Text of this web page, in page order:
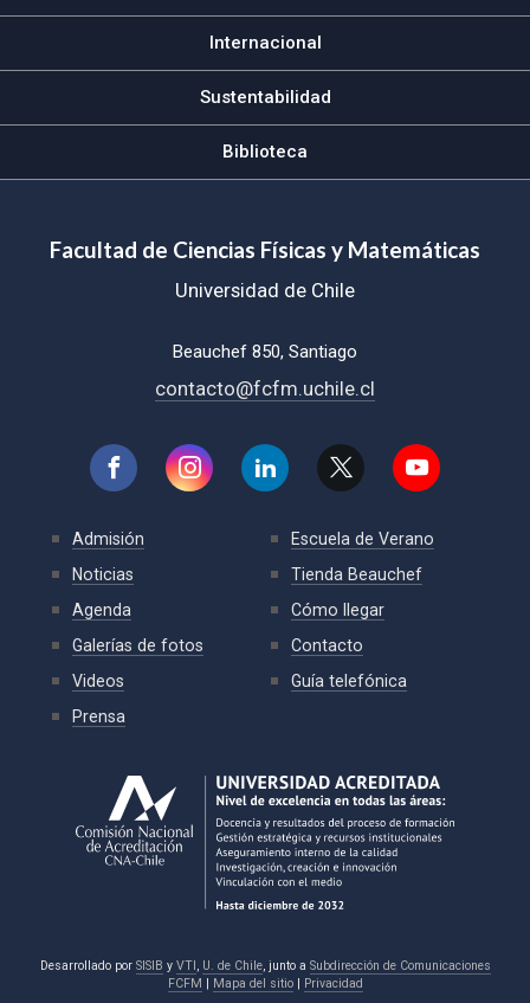
Internacional
Sustentabilidad
Biblioteca
Facultad de Ciencias Físicas y Matemáticas
Universidad de Chile
Beauchef 850, Santiago
contacto@fcfm.uchile.cl
Admisión
Noticias
Agenda
Galerías de fotos
Videos
Prensa
Escuela de Verano
Tienda Beauchef
Cómo llegar
Contacto
Guía telefónica
Desarrollado por SISIB y VTI, U. de Chile, junto a Subdirección de Comunicaciones
FCFM | Mapa del sitio| Privacidad